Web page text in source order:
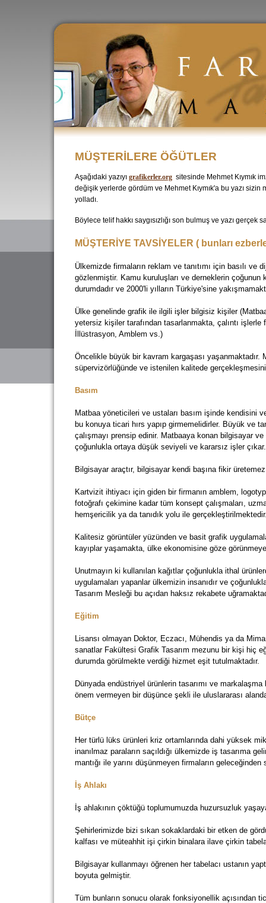
MÜŞTERİLERE ÖĞÜTLER
Aşağıdaki yazıyı grafikerler.org sitesinde Mehmet Kıymık
değişik yerlerde gördüm ve Mehmet Kıymık'a bu yazı
yolladı.
Böylece telif hakkı saygısızlığı son bulmuş ve yazı gerçek
MÜŞTERİYE TAVSİYELER ( bunları
Ülkemizde firmaların reklam ve tanıtımı için basılı
gözlenmiştir. Kamu kuruluşları ve derneklerin
durumdadır ve 2000'li yılların Türkiye'sine
Ülke genelinde grafik ile ilgili işler bilgisiz kişiler
yetersiz kişiler tarafından tasarlanmakta, çalıntı işlerle
İllüstrasyon, Amblem vs.)
Öncelikle büyük bir kavram kargaşası yaşanmaktadır.
süpervizörlüğünde ve istenilen kalitede
Basım
Matbaa yöneticileri ve ustaları basım işinde kendisini
bu konuya ticari hırs yapıp girmemelidirler. Büyük ve
çalışmayı prensip edinir. Matbaaya konan bilgisayar
çoğunlukla ortaya düşük seviyeli ve kararsız işler çıkar.
Bilgisayar araçtır, bilgisayar kendi başına fikir
Kartvizit ihtiyacı için giden bir firmanın amblem,
fotoğrafı çekimine kadar tüm konsept çalışmaları,
hemşericilik ya da tanıdık yolu ile
Kalitesiz görüntüler yüzünden ve basit grafik
kayıplar yaşamakta, ülke ekonomisine göze
Unutmayın ki kullanılan kağıtlar çoğunlukla ithal
uygulamaları yapanlar ülkemizin insanıdır ve
Tasarım Mesleği bu açıdan haksız rekabete
Eğitim
Lisansı olmayan Doktor, Eczacı, Mühendis ya da
sanatlar Fakültesi Grafik Tasarım mezunu bir kişi hiç
durumda görülmekte verdiği hizmet eşit tutulmaktadır.
Dünyada endüstriyel ürünlerin tasarımı ve
önem vermeyen bir düşünce şekli ile uluslararası
Bütçe
Her türlü lüks ürünleri kriz ortamlarında dahi yüksek
inanılmaz paraların saçıldığı ülkemizde iş tasarıma
mantığı ile yarını düşünmeyen firmaların
İş Ahlakı
İş ahlakının çöktüğü toplumumuzda huzursuzluk
Şehirlerimizde bizi sıkan sokaklardaki bir etken de
kalfası ve müteahhit işi çirkin binalara ilave çirkin
Bilgisayar kullanmayı öğrenen her tabelacı ustanın
boyuta gelmiştir.
Tüm bunların sonucu olarak fonksiyonellik açısından